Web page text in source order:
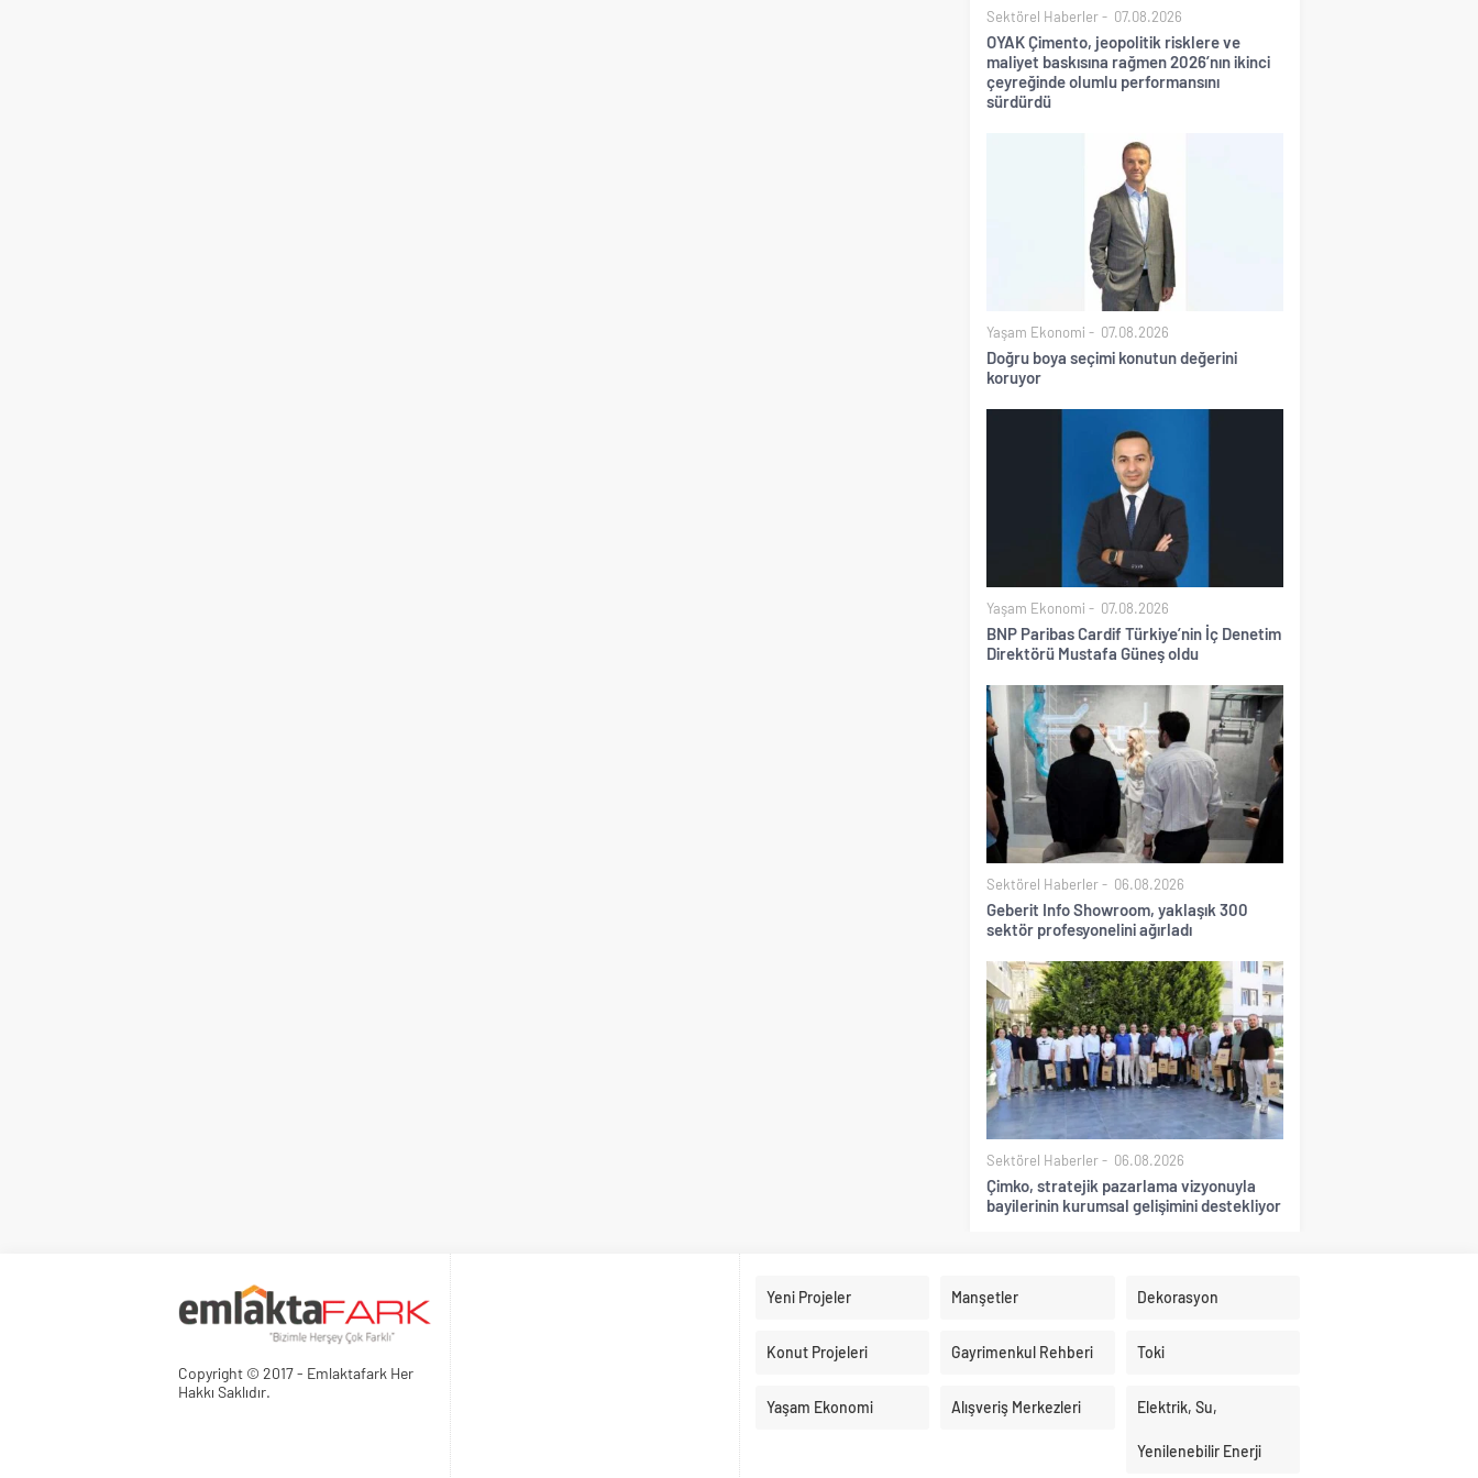
Sektörel Haberler 07.08.2026
OYAK Çimento, jeopolitik risklere ve
maliyet baskısına rağmen 2026’nın ikinci
çeyreğinde olumlu performansını
sürdürdü
Yaşam Ekonomi 07.08.2026
Doğru boya seçimi konutun değerini
koruyor
Yaşam Ekonomi 07.08.2026
BNP Paribas Cardif Türkiye’nin İç Denetim
Direktörü Mustafa Güneş oldu
Sektörel Haberler 06.08.2026
Geberit Info Showroom, yaklaşık 300
sektör profesyonelini ağırladı
Sektörel Haberler 06.08.2026
Çimko, stratejik pazarlama vizyonuyla
bayilerinin kurumsal gelişimini destekliyor
Copyright © 2017 - Emlaktafark Her
Hakkı Saklıdır.
Yeni Projeler Manşetler Dekorasyon
Konut Projeleri Gayrimenkul Rehberi Toki
Yaşam Ekonomi Alışveriş Merkezleri Elektrik, Su,
Yenilenebilir Enerji